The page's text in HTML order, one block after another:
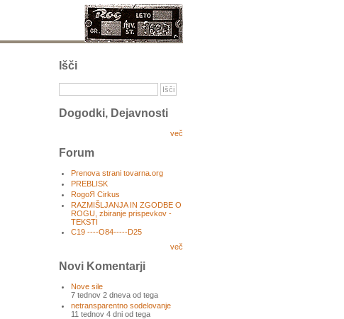
Išči
Dogodki, Dejavnosti
več
Forum
Prenova strani tovarna.org
PREBLISK
RogoЯ Cirkus
RAZMIŠLJANJA IN ZGODBE O
ROGU, zbiranje prispevkov -
TEKSTI
C19 ----O84-----D25
več
Novi Komentarji
Nove sile
7 tednov 2 dneva od tega
netransparentno sodelovanje
11 tednov 4 dni od tega